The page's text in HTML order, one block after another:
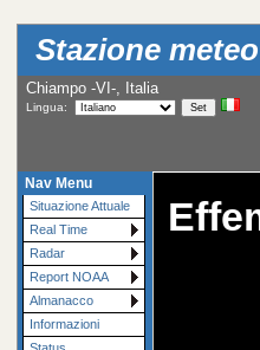
Stazione
Chiampo -VI-, Italia
Lingua:
Nav Menu
Situazione Attuale
Real Time
Radar
Report NOAA
Almanacco
Informazioni